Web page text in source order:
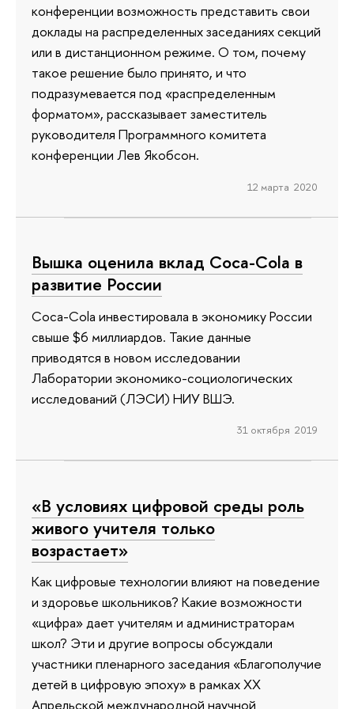
конференции возможность представить свои
доклады на распределенных заседаниях секций
или в дистанционном режиме. О том, почему
такое решение было принято, и что
подразумевается под «распределенным
форматом», рассказывает заместитель
руководителя Программного комитета
конференции Лев Якобсон.
12 марта 2020
Вышка оценила вклад Coca-Cola в
развитие России
Coca-Cola инвестировала в экономику России
свыше $6 миллиардов. Такие данные
приводятся в новом исследовании
Лаборатории экономико-социологических
исследований (ЛЭСИ) НИУ ВШЭ.
31 октября 2019
«В условиях цифровой среды роль
живого учителя только
возрастает»
Как цифровые технологии влияют на поведение
и здоровье школьников? Какие возможности
«цифра» дает учителям и администраторам
школ? Эти и другие вопросы обсуждали
участники пленарного заседания «Благополучие
детей в цифровую эпоху» в рамках XX
Апрельской международной научной